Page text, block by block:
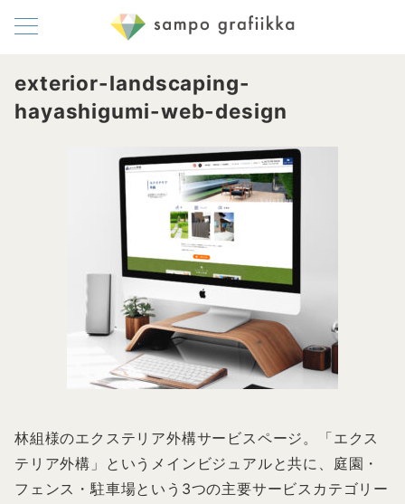
exterior-landscaping-
hayashigumi-web-design
林組様のエクステリア外構サービスページ。「エクス
テリア外構」というメインビジュアルと共に、庭園・
フェンス・駐車場という3つの主要サービスカテゴリー